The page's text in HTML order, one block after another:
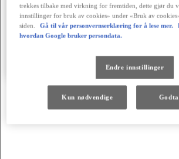
trekkes tilbake med virkning for fremtiden, dette gjør du
innstillinger for bruk av cookies» under «Bruk av
siden.
Gå til vår personvernserklæring for å lese mer.
hvordan Google bruker persondata.
Endre innstillinger
Kun nødvendige